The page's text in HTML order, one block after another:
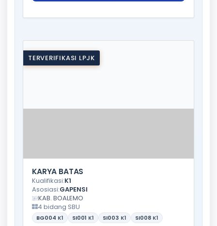
TERVERIFIKASI LPJK
KARYA BATAS
Kualifikasi:K1
Asosiasi:GAPENSI
KAB. BOALEMO
4 bidang SBU
BG004 K1 SI001 K1 SI003 K1 SI008 K1